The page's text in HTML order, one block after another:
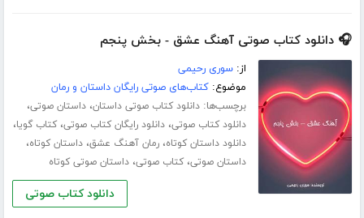
🎧 دانلود کتاب صوتی آهنگ عشق - بخش پنجم
از:سوری رحیمی
موضوع:کتاب‌های صوتی رایگان داستان و رمان
برچسب‌ها:دانلود کتاب صوتی داستان،داستان صوتی،
دانلود کتاب صوتی،دانلود رایگان کتاب صوتی،کتاب گویا،
دانلود داستان کوتاه،رمان آهنگ عشق،داستان کوتاه،
داستان صوتی،کتاب صوتی،داستان صوتی کوتاه
دانلود کتاب صوتی